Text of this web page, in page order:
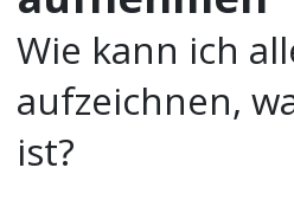
Wie kann ich
aufzeichnen,
ist?